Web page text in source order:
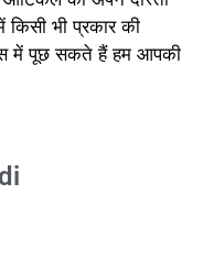
भी प्रकार की
में पूछ सकते हैं हम आपकी